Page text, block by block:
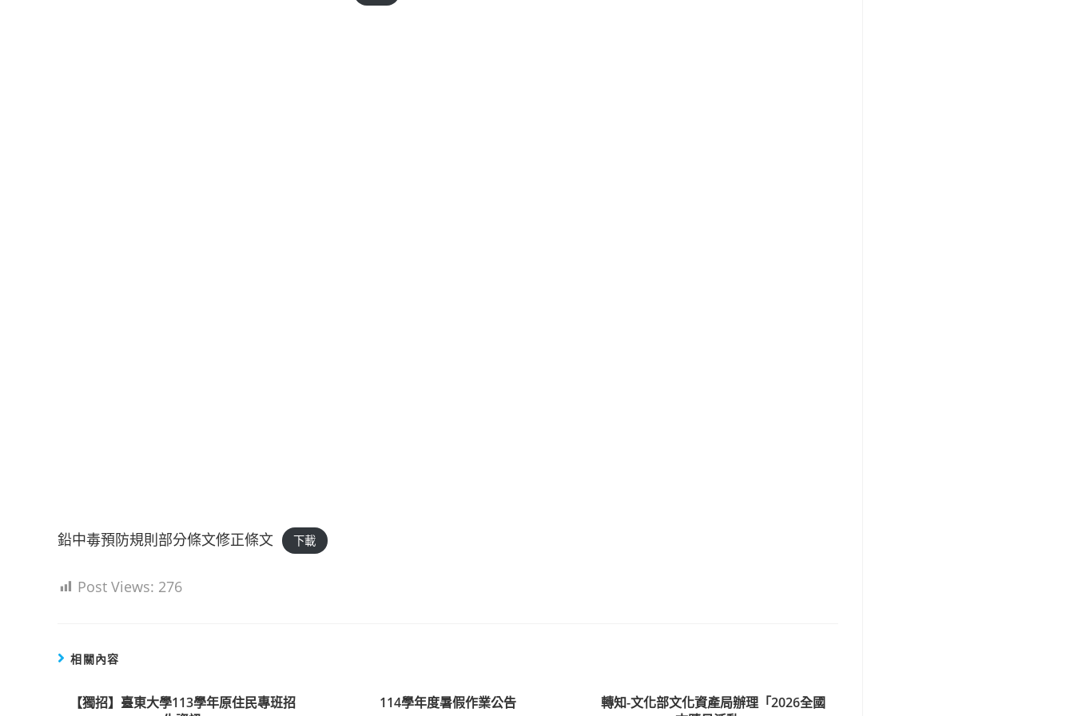
鉛中毒預防規則部分條文修正條文 下載
Post Views: 276
相關內容
【獨招】臺東大學113學年原住民專班招
114學年度暑假作業公告
轉知-文化部文化資產局辦理「2026全國